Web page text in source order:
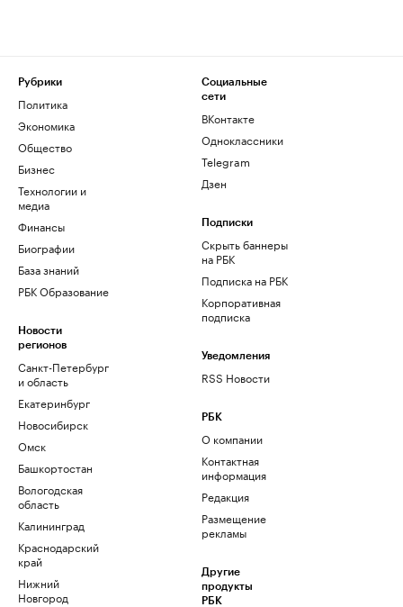
Рубрики
Политика
Экономика
Общество
Бизнес
Технологии и
медиа
Финансы
Биографии
База знаний
РБК Образование
Новости
регионов
Санкт-Петербург
и область
Екатеринбург
Новосибирск
Омск
Башкортостан
Вологодская
область
Калининград
Краснодарский
край
Нижний
Новгород
Социальные
сети
ВКонтакте
Одноклассники
Telegram
Дзен
Подписки
Скрыть баннеры
на РБК
Подписка на РБК
Корпоративная
подписка
Уведомления
RSS Новости
РБК
О компании
Контактная
информация
Редакция
Размещение
рекламы
Другие
продукты
РБК